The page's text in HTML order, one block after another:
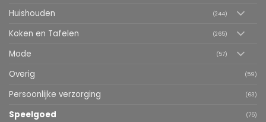
Huishouden (244)
Koken en Tafelen (265)
Mode (57)
Overig (59)
Persoonlijke verzorging (63)
Speelgoed (75)